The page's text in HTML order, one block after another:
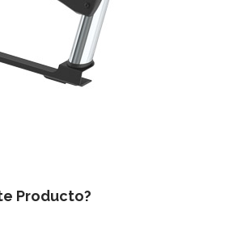
Producto?